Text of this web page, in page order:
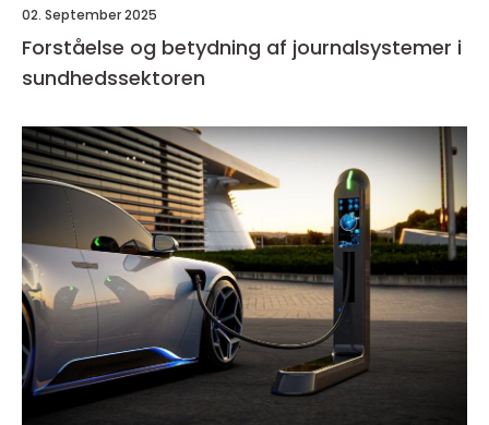
02. September 2025
Forståelse og betydning af journalsystemer i
sundhedssektoren